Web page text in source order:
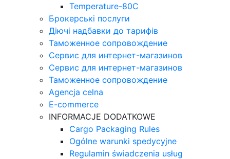
Temperature-80С
Брокерські послуги
Діючі надбавки до тарифів
Таможенное сопровождение
Сервис для интернет-магазинов
Сервис для интернет-магазинов
Таможенное сопровождение
Agencja celna
E-commerce
INFORMACJE DODATKOWE
Cargo Packaging Rules
Ogólne warunki spedycyjne
Regulamin świadczenia usług